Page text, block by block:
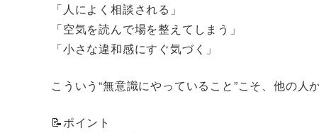
「人によく相談される」
「空気を読んで場を整えてしまう」
「小さな違和感にすぐ気づく」
こういう“無意識にやっていること”こそ、他の人
📝ポイント